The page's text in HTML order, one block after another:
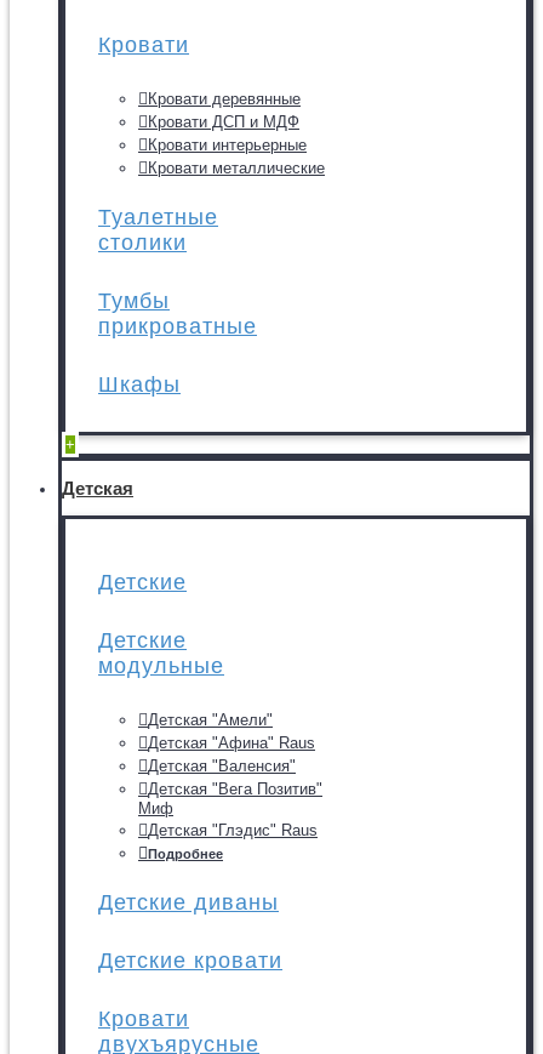
Кровати
Кровати деревянные
Кровати ДСП и МДФ
Кровати интерьерные
Кровати металлические
Туалетные
столики
Тумбы
прикроватные
Шкафы
+
Детская
Детские
Детские
модульные
Детская "Амели"
Детская "Афина" Raus
Детская "Валенсия"
Детская "Вега Позитив"
Миф
Детская "Глэдис" Raus
Подробнее
Детские диваны
Детские кровати
Кровати
двухъярусные